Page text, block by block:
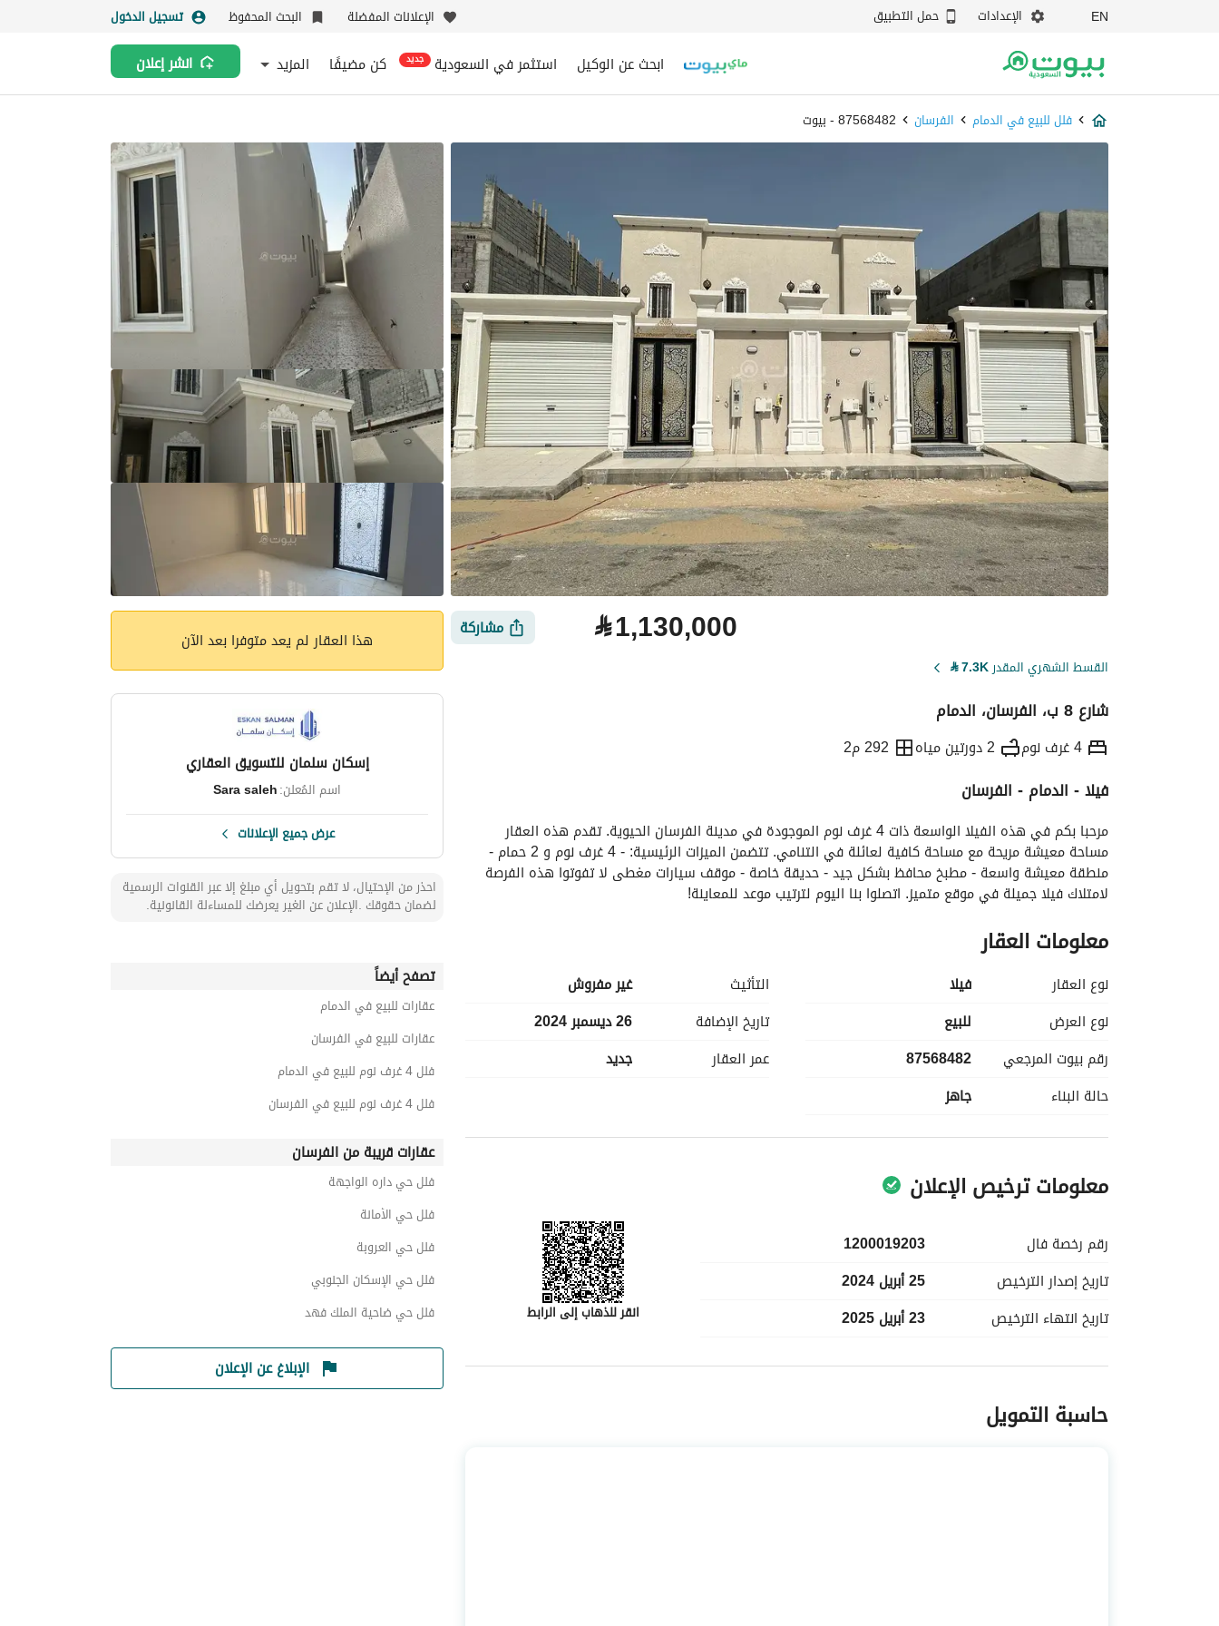
EN الإعدادات حمل التطبيق الإعلانات المفضلة البحث المحفوظ تسجيل الدخول
ابحث عن الوكيل استثمر في السعودية جديد كن مضيفًا المزيد انشر إعلان
فلل للبيع في الدمام الفرسان 87568482 - بيوت
⃁1,130,000 مشاركة
القسط الشهري المقدر7.3K
⃁
شارع 8 ب، الفرسان، الدمام
4 غرف نوم 2 دورتين مياه 292 م2
فيلا - الدمام - الفرسان
مرحبا بكم في هذه الفيلا الواسعة ذات 4 غرف نوم الموجودة في مدينة الفرسان الحيوية. تقدم هذه العقار
لامتلاك فيلا جميلة في موقع متميز. اتصلوا بنا اليوم لترتيب موعد للمعاينة!
معلومات العقار
نوع العقار
فیلا
نوع العرض
للبيع
رقم بيوت المرجعي
87568482
حالة البناء
جاهز
التأثيث
غير مفروش
تاريخ الإضافة
26 ديسمبر 2024
عمر العقار
جديد
معلومات ترخيص الإعلان
رقم رخصة فال
1200019203
تاريخ إصدار الترخيص
25 أبريل 2024
تاريخ انتهاء الترخيص 23 أبريل 2025 انقر للذهاب إلى الرابط
معلومات مسؤول الإعلان
اسم المسؤول -حاسبة التمويل
هذا العقار لم يعد متوفرا بعد الآن
إسكان سلمان للتسويق العقاري
اسم المُعلن:Sara saleh
عرض جميع الإعلانات
احذر من الإحتيال، لا تقم بتحويل أي مبلغ إلا عبر القنوات الرسمية
لضمان حقوقك .الإعلان عن الغير يعرضك للمساءلة القانونية.
تصفح أيضاً
عقارات للبيع في الدمام
عقارات للبيع في الفرسان
فلل 4 غرف نوم للبيع في الدمام
فلل 4 غرف نوم للبيع في الفرسان
عقارات قريبة من الفرسان
فلل حي داره الواجهة
فلل حي الأمانة
فلل حي العروبة
فلل حي الإسكان الجنوبي
فلل حي ضاحية الملك فهد
الإبلاغ عن الإعلان